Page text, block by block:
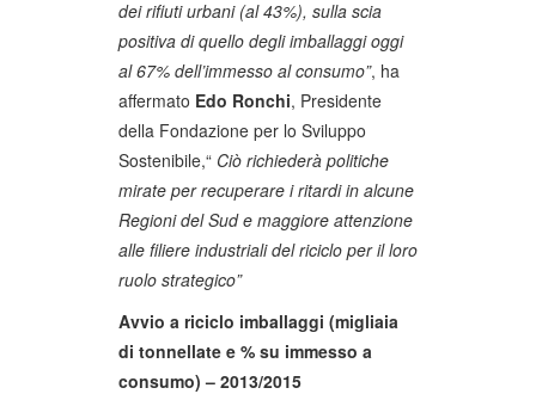
dei rifiuti urbani (al 43%), sulla scia
positiva di quello degli imballaggi oggi
al 67% dell’immesso al consumo”, ha
affermato Edo Ronchi, Presidente
della Fondazione per lo Sviluppo
Sostenibile,“ Ciò richiederà politiche
mirate per recuperare i ritardi in alcune
Regioni del Sud e maggiore attenzione
alle filiere industriali del riciclo per il loro
ruolo strategico”
Avvio a riciclo imballaggi (migliaia
di tonnellate e % su immesso a
consumo) – 2013/2015